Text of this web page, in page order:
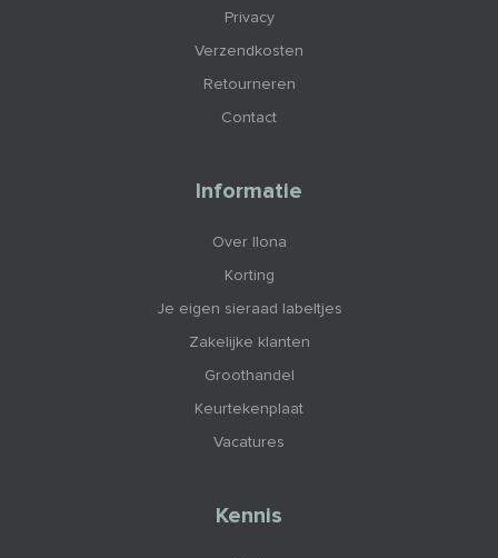
Privacy
Verzendkosten
Retourneren
Contact
Informatie
Over Ilona
Korting
Je eigen sieraad labeltjes
Zakelijke klanten
Groothandel
Keurtekenplaat
Vacatures
Kennis